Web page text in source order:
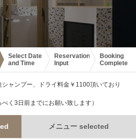
Select Date
and Time
Reservation
Input
Booking
Complete
ャンプー、ドライ料金￥1100頂いており
く3日前までにお願い致します）
メニュー selected